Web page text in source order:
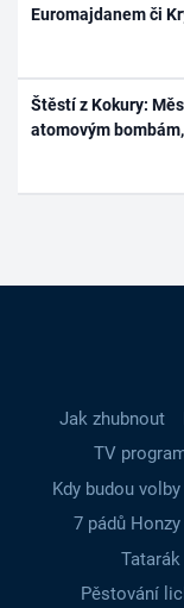
Euromajdanem či
Štěstí z Kokury:
atomovým
Jak zhubnout
TV
Kdy budou volby
7 pádů
Pěstování